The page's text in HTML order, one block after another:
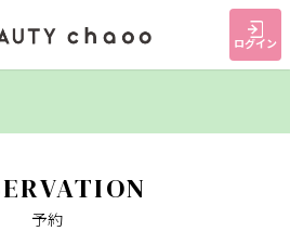
ログイン
新規会員登録
予約